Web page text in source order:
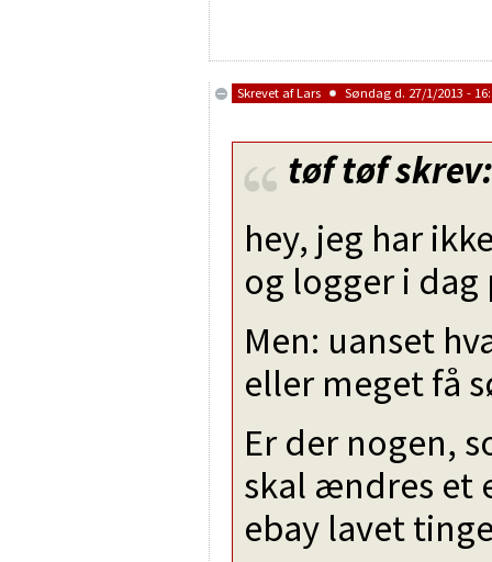
Skrevet afLars Søndag d. 27/1/2013 -
tøf tøfskrev:
hey, jeg har
og logger i
Men: uanset
eller meget få
Er der nogen,
skal ændres et
ebay lavet